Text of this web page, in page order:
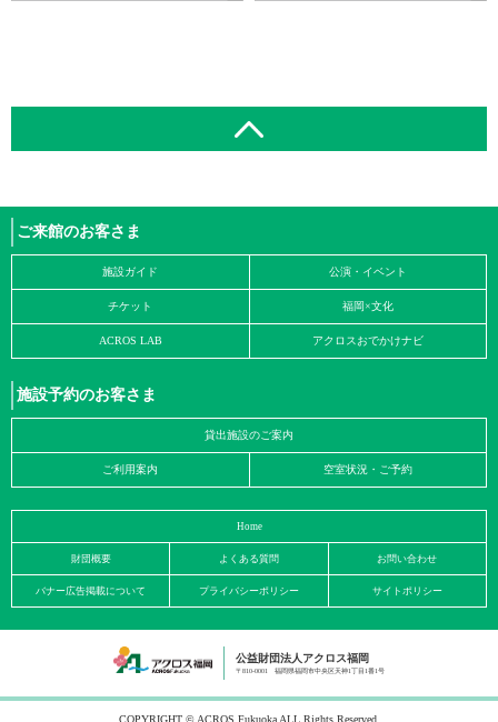
ご来館のお客さま
施設ガイド 公演・イベント
チケット 福岡×文化
ACROS LAB アクロスおでかけナビ
施設予約のお客さま
貸出施設のご案内
ご利用案内 空室状況・ご予約
Home
財団概要 よくある質問 お問い合わせ
バナー広告掲載について プライバシーポリシー サイトポリシー
公益財団法人アクロス福岡
〒810-0001 福岡県福岡市中央区天神1丁目1番1号
COPYRIGHT © ACROS Fukuoka ALL Rights Reserved.